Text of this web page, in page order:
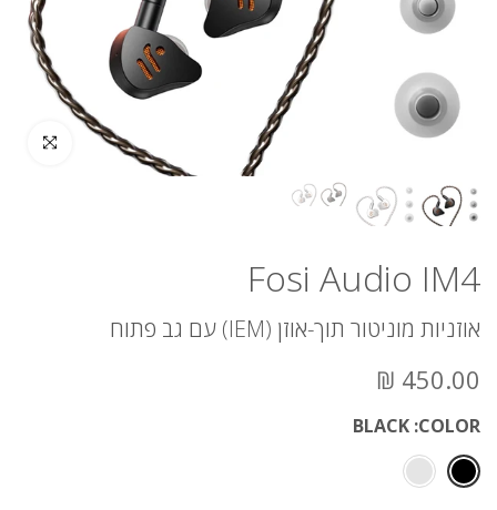
לחץ להגדלה
Fosi Audio IM4
אוזניות מוניטור תוך-אוזן (IEM) עם גב פתוח
450.00 ₪
COLOR:
BLACK